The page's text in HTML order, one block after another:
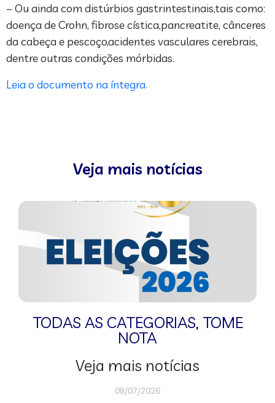
– Ou ainda com distúrbios gastrintestinais,tais como:
doença de Crohn, fibrose cística,pancreatite, cânceres
da cabeça e pescoço,acidentes vasculares cerebrais,
dentre outras condições mórbidas.
Leia o documento na íntegra.
Veja mais notícias
TODAS AS CATEGORIAS, TOME
NOTA
Veja mais notícias
08/07/2026